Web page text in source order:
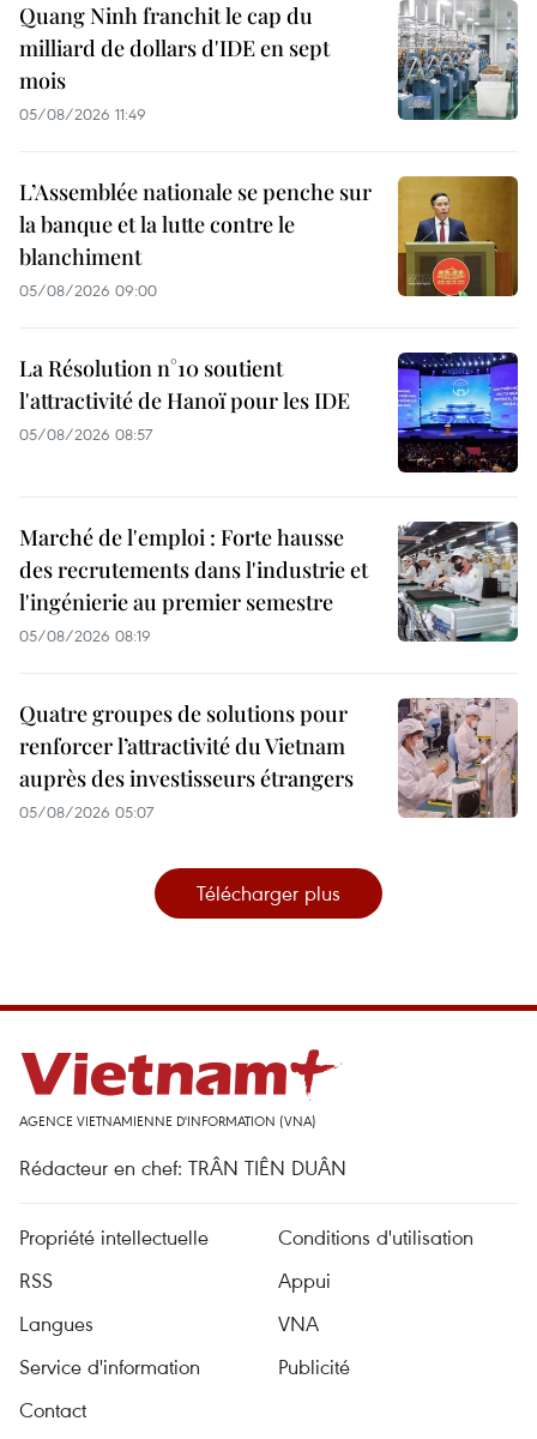
Quang Ninh franchit le cap du
milliard de dollars d'IDE en sept
mois
05/08/2026 11:49
L’Assemblée nationale se penche sur
la banque et la lutte contre le
blanchiment
05/08/2026 09:00
La Résolution n°10 soutient
l'attractivité de Hanoï pour les IDE
05/08/2026 08:57
Marché de l'emploi : Forte hausse
des recrutements dans l'industrie et
l'ingénierie au premier semestre
05/08/2026 08:19
Quatre groupes de solutions pour
renforcer l’attractivité du Vietnam
auprès des investisseurs étrangers
05/08/2026 05:07
Télécharger plus
AGENCE VIETNAMIENNE D'INFORMATION (VNA)
Rédacteur en chef: TRÂN TIÊN DUÂN
Propriété intellectuelle
Conditions d'utilisation
RSS
Appui
Langues
VNA
Service d'information
Publicité
Contact